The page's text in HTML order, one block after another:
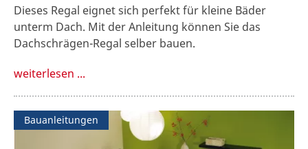
Dieses Regal eignet sich perfekt für kleine Bäder
unterm Dach. Mit der Anleitung können Sie das
Dachschrägen-Regal selber bauen.
weiterlesen ...
Bauanleitungen